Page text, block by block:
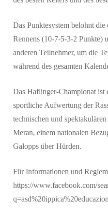
Das Punktesystem belohnt
Rennens (10-7-5-3-2 Punkte)
anderen Teilnehmer, um die
während des gesamten
Das Haflinger-Championat ist
sportliche Aufwertung der
technischen und
Meran, einem nationalen
Galopps über Hürden.
Für Informationen und
https://www.facebook.com/